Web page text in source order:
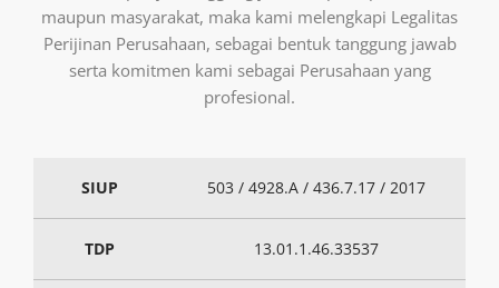
maupun masyarakat, maka kami melengkapi Legalitas
Perijinan Perusahaan, sebagai bentuk tanggung jawab
serta komitmen kami sebagai Perusahaan yang
profesional.
SIUP 503 / 4928.A / 436.7.17 / 2017
TDP 13.01.1.46.33537